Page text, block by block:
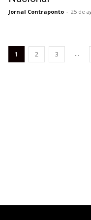
Jornal Contraponto - 25 de
1 2 3 ...